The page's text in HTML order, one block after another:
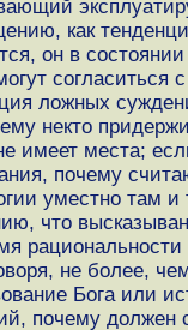
как
он в
ложных
некто
имеет места;
почему
уместно там и
что
не более,
Бога или
почему должен